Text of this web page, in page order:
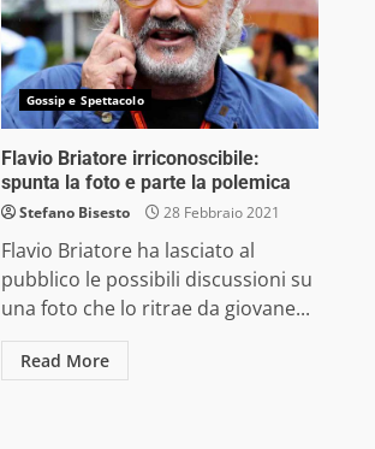
Gossip e Spettacolo
Flavio Briatore irriconoscibile:
spunta la foto e parte la polemica
Stefano Bisesto 28 Febbraio 2021
Flavio Briatore ha lasciato al
pubblico le possibili discussioni su
una foto che lo ritrae da giovane...
Read More